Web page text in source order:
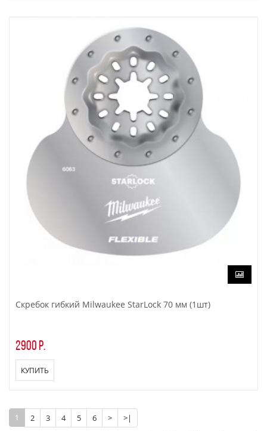
Скребок гибкий Milwaukee StarLock 70 мм (1шт)
2900 р.
КУПИТЬ
1 2 3 4 5 6 >
>|